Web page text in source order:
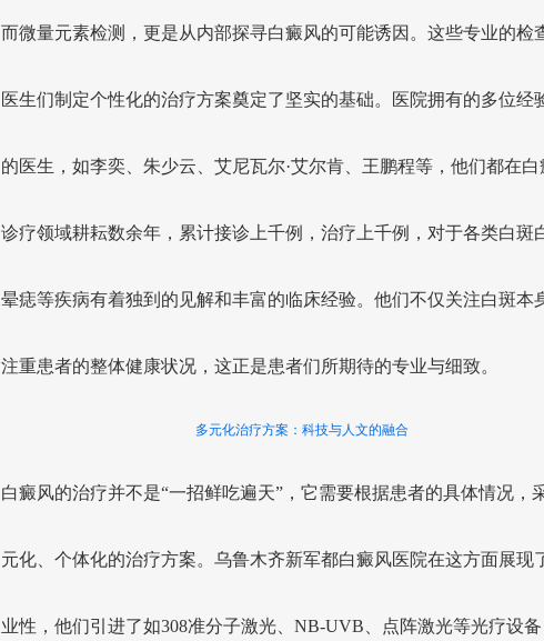
而微量元素检测，更是从内部探寻白癜风的可能诱因。这些专业的检
医生们制定个性化的治疗方案奠定了坚实的基础。医院拥有的多位经
的医生，如李奕、朱少云、艾尼瓦尔·艾尔肯、王鹏程等，他们都在白
诊疗领域耕耘数余年，累计接诊上千例，治疗上千例，对于各类白斑
晕痣等疾病有着独到的见解和丰富的临床经验。他们不仅关注白斑本
注重患者的整体健康状况，这正是患者们所期待的专业与细致。
多元化治疗方案：科技与人文的融合
白癜风的治疗并不是“一招鲜吃遍天”，它需要根据患者的具体情况，
元化、个体化的治疗方案。乌鲁木齐新军都白癜风医院在这方面展现
业性，他们引进了如308准分子激光、NB-UVB、点阵激光等光疗设